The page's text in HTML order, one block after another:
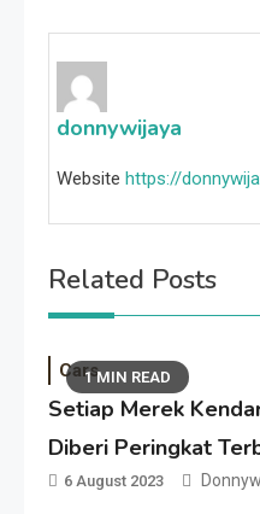
donnywijaya
Website https://
Related Posts
1 MIN READ
Cars
Setiap Merek
Diberi Peringkat
6 August 2023